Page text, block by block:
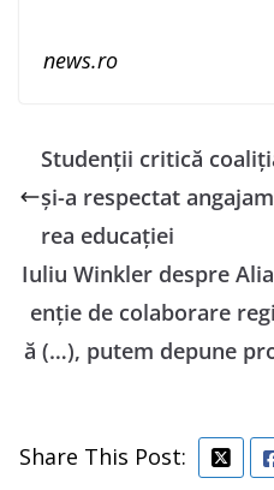
news.ro
Studenții critică
și-a respectat
rea educației
Iuliu Winkler despre
enție de colaborare
ă (…), putem depune
Share This Post: